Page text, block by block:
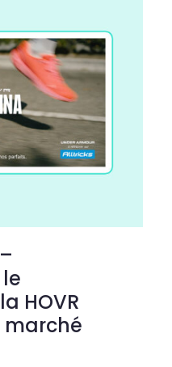
HOVR
marché